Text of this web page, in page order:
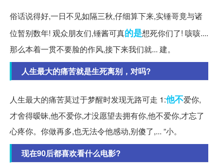
俗话说得好,一日不见如隔三秋,仔细算下来,实锤哥竟与诸
位暂别数年! 观众朋友们,锤酱可真的是想死你们了! 咳咳....
那么本着一贯不要脸的作风,接下来我们就... 建。
人生最大的痛苦就是生死离别，对吗?
人生最大的痛苦莫过于梦醒时发现无路可走 1:他不爱你,
才舍得暧昧,他不爱你,才没愿望去拥有你,他不爱你,才忘了
心疼你。你做再多,也无法令他感动,别傻了,... ”小。
现在90后都喜欢看什么电影?